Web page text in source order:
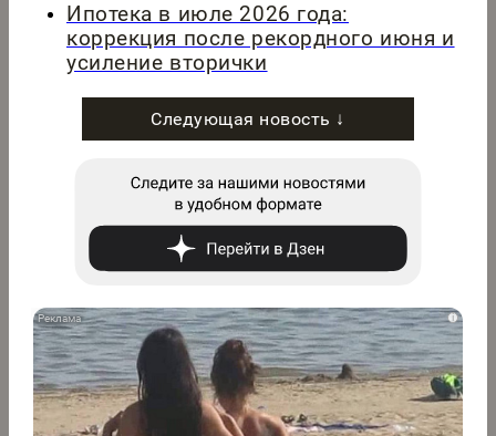
Ипотека в июле 2026 года:
коррекция после рекордного июня и
усиление вторички
Следующая новость ↓
i